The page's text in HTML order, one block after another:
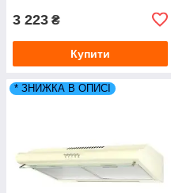
3 223 ₴
Купити
* ЗНИЖКА В ОПИСІ